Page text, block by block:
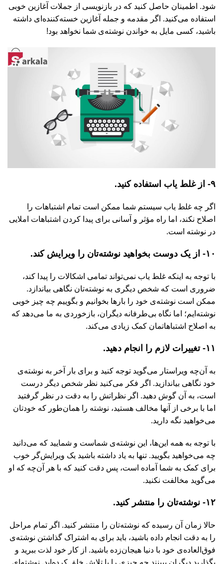
شود. اطمینان حاصل کنید که در بازنویسی از جملات آغازین خوبی
استفاده می‌کنید. اگر مقدمه و جمله آغازین خسته‌کننده‌ای داشته
باشید، کسی مایل به خواندن نوشته‌ی شما نخواهد بود!
۹- از غلط یاب استفاده کنید.
اگر چه غلط یاب سیستم شما ممکن است تمام اشتباهات را
اصلاح نکند، اما راه مؤثر و آسانی برای پیدا کردن اشتباهات املایی
در نوشته است.
۱۰- از یک دوست بخواهید نوشته‌تان را ویرایش کند.
با توجه به اینکه غلط یاب نمی‌تواند تمامی اشکالات را پیدا کند،
ضروری است که شخص دیگری به نوشته‌تان نگاهی بیاندازد.
ممکن است نوشته‌ی خود را بارها بخوانیم و بگوییم چه چیز خوبی
نوشته‌ایم؛ اما نگاه بی‌طرفانه دیگران، بازخوردی به ما می‌دهد که
به اصلاح اشتباهاتمان کمک زیادی می‌کند.
۱۱- تغییرات لازم را انجام دهید.
به آن‌چه ویراستار می‌گوید توجه کنید و برای بار آخر به نوشته‌ی
خود نگاهی بیاندازید. اگر فکر می‌کنید نظر شخص دیگر درست
است، به آن گوش دهید. اگر نظراتش را به دقت در نظر گرفتید
اما با برخی از آنها مخالف هستید، نوشته را همان‌طور که خودتان
می‌خواهید نگه دارید.
با توجه به همه این‌ها، این نوشته‌ی شماست و شمایید که می‌دانید
چه می‌خواهید بگویید. تنها به یاد داشته باشید یک ویرایش‌گر خوب
برای کمک به شما آماده است، پس دقت کنید که با هر آن‌چه که او
می‌گوید مخالفت نکنید.
۱۲- نوشته‌تان را منتشر کنید.
حالا زمان آن رسیده که نوشته‌تان را منتشر کنید. اگر تمام مراحل
را به دقت انجام داده باشید، باید برای به اشتراک گذاشتن نوشته‌ی
فوق‌العاده‌ی خود با دنیا هیجان‌زده باشید. از کار خود لذت ببرید و
بگذارید دیگران ببینند چه چیزی را با تلاش خلق کرده‌اید. نوشته‌ای